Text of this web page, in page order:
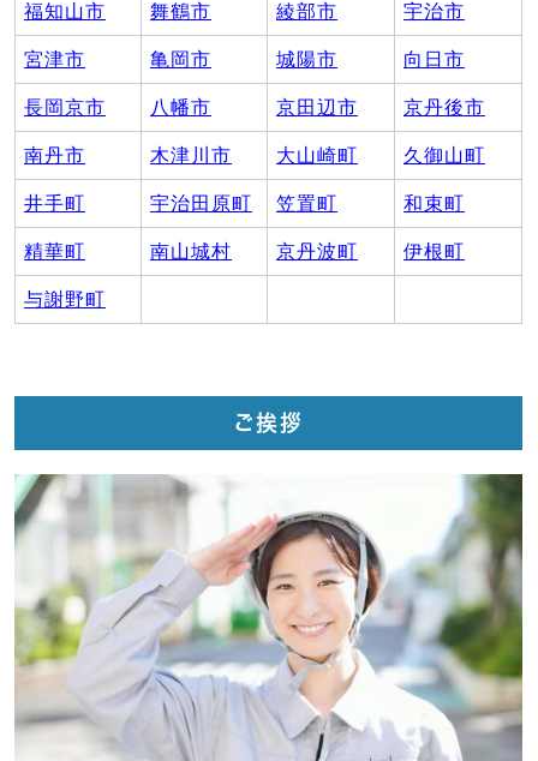
福知山市 舞鶴市 綾部市 宇治市
宮津市 亀岡市 城陽市 向日市
長岡京市 八幡市 京田辺市 京丹後市
南丹市 木津川市 大山崎町 久御山町
井手町 宇治田原町 笠置町 和束町
精華町 南山城村 京丹波町 伊根町
与謝野町
ご挨拶